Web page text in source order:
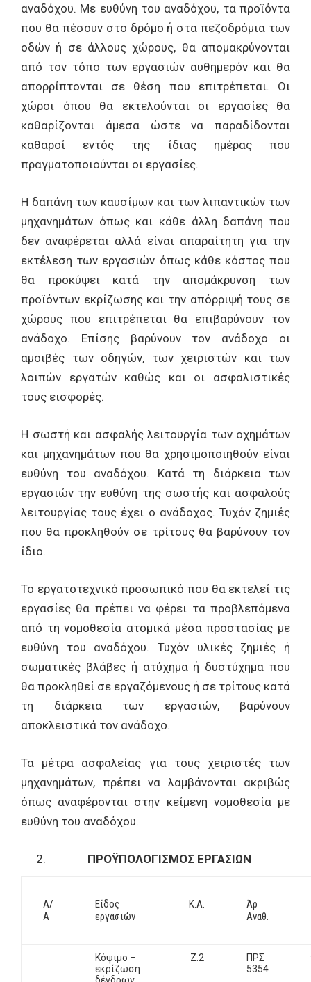
αναδόχου. Με ευθύνη του αναδόχου, τα προϊόντα
που θα πέσουν στο δρόμο ή στα πεζοδρόμια των
οδών ή σε άλλους χώρους, θα απομακρύνονται
από τον τόπο των εργασιών αυθημερόν και θα
απορρίπτονται σε θέση που επιτρέπεται. Οι
χώροι όπου θα εκτελούνται οι εργασίες θα
καθαρίζονται άμεσα ώστε να παραδίδονται
καθαροί εντός της ίδιας ημέρας που
πραγματοποιούνται οι εργασίες.
Η δαπάνη των καυσίμων και των λιπαντικών των
μηχανημάτων όπως και κάθε άλλη δαπάνη που
δεν αναφέρεται αλλά είναι απαραίτητη για την
εκτέλεση των εργασιών όπως κάθε κόστος που
θα προκύψει κατά την απομάκρυνση των
προϊόντων εκρίζωσης και την απόρριψή τους σε
χώρους που επιτρέπεται θα επιβαρύνουν τον
ανάδοχο. Επίσης βαρύνουν τον ανάδοχο οι
αμοιβές των οδηγών, των χειριστών και των
λοιπών εργατών καθώς και οι ασφαλιστικές
τους εισφορές.
Η σωστή και ασφαλής λειτουργία των οχημάτων
και μηχανημάτων που θα χρησιμοποιηθούν είναι
ευθύνη του αναδόχου. Κατά τη διάρκεια των
εργασιών την ευθύνη της σωστής και ασφαλούς
λειτουργίας τους έχει ο ανάδοχος. Τυχόν ζημιές
που θα προκληθούν σε τρίτους θα βαρύνουν τον
ίδιο.
Το εργατοτεχνικό προσωπικό που θα εκτελεί τις
εργασίες θα πρέπει να φέρει τα προβλεπόμενα
από τη νομοθεσία ατομικά μέσα προστασίας με
ευθύνη του αναδόχου. Τυχόν υλικές ζημιές ή
σωματικές βλάβες ή ατύχημα ή δυστύχημα που
θα προκληθεί σε εργαζόμενους ή σε τρίτους κατά
τη διάρκεια των εργασιών, βαρύνουν
αποκλειστικά τον ανάδοχο.
Τα μέτρα ασφαλείας για τους χειριστές των
μηχανημάτων, πρέπει να λαμβάνονται ακριβώς
όπως αναφέρονται στην κείμενη νομοθεσία με
ευθύνη του αναδόχου.
ΠΡΟΫΠΟΛΟΓΙΣΜΟΣ ΕΡΓΑΣΙΩΝ
Α/
Α
Είδος
εργασιών
Κ.Α.
Άρ
Αναθ.
Κόψιμο –
εκρίζωση
Ζ.2
ΠΡΣ
5354